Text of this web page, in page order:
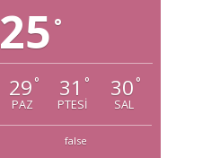
25 °
29 °
PAZ
31 °
PTESI
30 °
SAL
false